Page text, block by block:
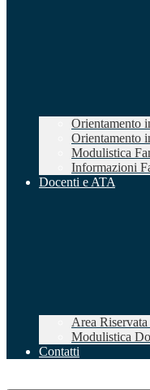
Orientamento
Orientamento
Modulistica
Informazioni
Docenti e ATA
Area
Modulistica
Contatti